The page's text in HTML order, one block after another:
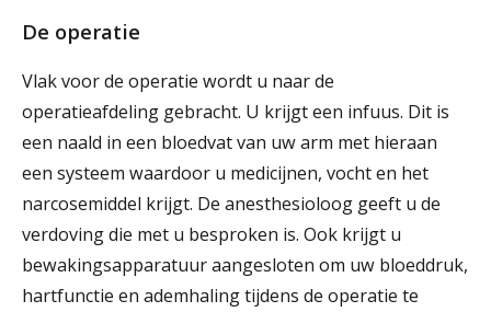
De operatie
Vlak voor de operatie wordt u naar de
operatieafdeling gebracht. U krijgt een infuus. Dit is
een naald in een bloedvat van uw arm met hieraan
een systeem waardoor u medicijnen, vocht en het
narcosemiddel krijgt. De anesthesioloog geeft u de
verdoving die met u besproken is. Ook krijgt u
bewakingsapparatuur aangesloten om uw bloeddruk,
hartfunctie en ademhaling tijdens de operatie te